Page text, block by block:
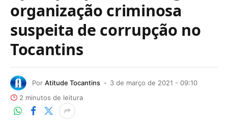
organização criminosa
suspeita de corrupção no
Tocantins
Por Atitude Tocantins
3 de março de 2021 - 09:10
2 minutos de leitura